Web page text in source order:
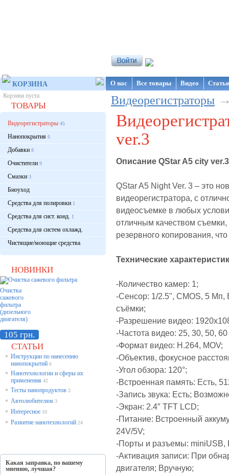
КОРЗИНА
Корзина пуста
ТОВАРЫ
Видеорегистраторы 45
Нанопокрытия 6
Добавки 8
Очистители 9
Смазки 3
Биоуход
Средства для полировки 1
Средства для сист. конд. 1
Средства для систем охлажд.
Чистящие/моющие средства
НОВИНКИ
Очистка
сажевого
фильтра
(дизельного
двигателя)
105 грн.
СТАТЬИ
* Инструкции по нанесению
нанопокрытий 6
* Нанотехнологии и сферы их
применения 42
* Тесты нанопродуктов 3
* Автолюбителям 3
* Интересное 10
* Развитие нанотехнологий 24
Какая заправка, по вашему
мнению, лучшая?
О нас Все товары Видео
Видеорегистраторы
ver.3
Описание QStar A5 city
QStar A5 Night Ver. 3 – это
видеорегистратора, с
видеосъемке в любых
отличным качеством
резервного копирования,
Технические
-Количество камер: 1;
-Сенсор: 1/2.5", CMOS, 5 Мп,
съёмки;
-Разрешение видео:
-Частота видео: 25, 30, 50, 60
-Формат видео: H.264, MOV;
-Объектив, фокусное
-Угол обзора: 120°;
-Встроенная память: Есть,
-Запись звука: Есть;
-Экран: 2.4″ TFT LCD;
-Питание: Встроенный
24V/5V;
-Порты и разъемы: miniUSB,
-Активация записи: При
двигателя; Вручную;